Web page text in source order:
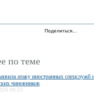
Поделиться…
по теме
атаку иностранных спецслужб
чиновников
09:23